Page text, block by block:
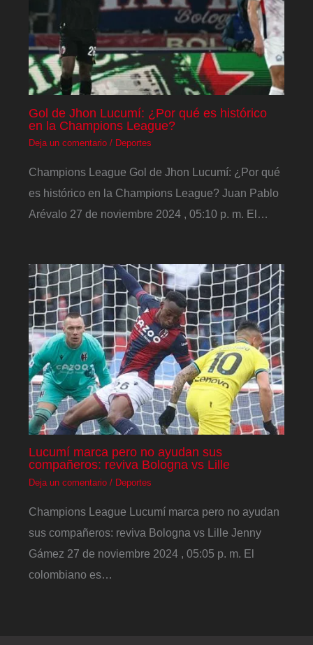
Gol de Jhon Lucumí: ¿Por qué es histórico
en la Champions League?
Deja un comentario / Deportes
Champions League Gol de Jhon Lucumí: ¿Por qué
es histórico en la Champions League? Juan Pablo
Arévalo 27 de noviembre 2024 , 05:10 p. m. El…
Lucumí marca pero no ayudan sus
compañeros: reviva Bologna vs Lille
Deja un comentario / Deportes
Champions League Lucumí marca pero no ayudan
sus compañeros: reviva Bologna vs Lille Jenny
Gámez 27 de noviembre 2024 , 05:05 p. m. El
colombiano es…